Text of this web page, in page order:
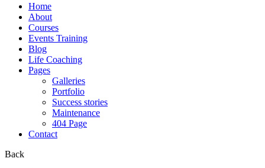
Home
About
Courses
Events Training
Blog
Life Coaching
Pages
Galleries
Portfolio
Success stories
Maintenance
404 Page
Contact
Back